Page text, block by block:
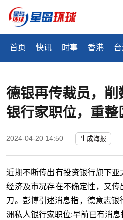
首页 快讯 时事 香港
德银再传裁员，
银行家职位，重
2024-04-20 14:50 生成海报
近期不断传出有投资银行旗下
经济及市况存在不确定性，又
刀。 彭博引述消息指，德意志银
洲私人银行家职位;早前已有消息